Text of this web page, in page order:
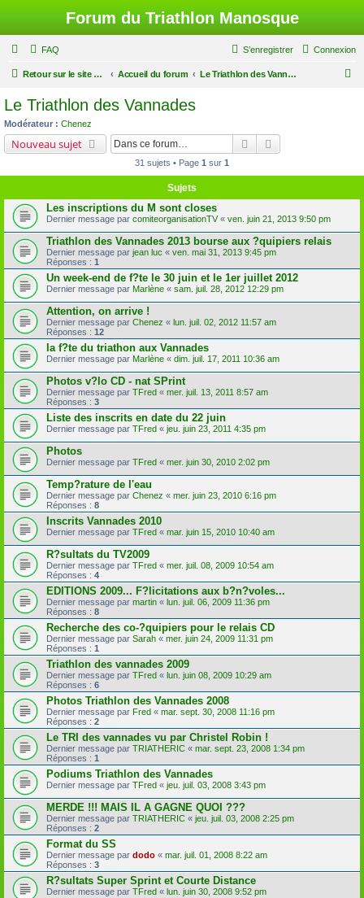
Forum du Triathlon Manosque
FAQ Connexion
S’enregistrer
Retour sur le site du Triathlon Accueil du forum Le Triathlon des Vannades
Le Triathlon des Vannades
Modérateur : Chenez
Nouveau sujet Rechercher
31 sujets • Page 1 sur 1
Sujets
Les inscriptions du M sont closes
Dernier message par comiteorganisationTV« ven. juin 21, 2013 9:50 pm
Triathlon des Vannades 2013 bourse aux ?quipiers relais
Dernier message par jean luc « ven. mai 31, 2013 9:45 pm
Réponses : 1
Un week-end de f?te le 30 juin et le 1er juillet 2012
Dernier message par Marlène « sam. juil. 28, 2012 12:29 pm
Attention, on arrive !
Dernier message par Chenez « lun. juil. 02, 2012 11:57 am
Réponses : 12
la f?te du triathon aux Vannades
Dernier message par Marlène « dim. juil. 17, 2011 10:36 am
Photos v?lo CD - nat SPrint
Dernier message par TFred « mer. juil. 13, 2011 8:57 am
Réponses : 3
Liste des inscrits en date du 22 juin
Dernier message par TFred « jeu. juin 23, 2011 4:35 pm
Photos
Dernier message par TFred « mer. juin 30, 2010 2:02 pm
Temp?rature de l'eau
Dernier message par Chenez « mer. juin 23, 2010 6:16 pm
Réponses : 8
Inscrits Vannades 2010
Dernier message par TFred « mar. juin 15, 2010 10:40 am
R?sultats du TV2009
Dernier message par TFred « mer. juil. 08, 2009 10:54 am
Réponses : 4
EDITIONS 2009... F?licitations aux b?n?voles...
Dernier message par martin « lun. juil. 06, 2009 11:36 pm
Réponses : 8
Recherche des co-?quipiers pour le relais CD
Dernier message par Sarah « mer. juin 24, 2009 11:31 pm
Réponses : 1
Triathlon des vannades 2009
Dernier message par TFred « lun. juin 08, 2009 10:29 am
Réponses : 6
Photos Triathlon des Vannades 2008
Dernier message par Fred « mar. sept. 30, 2008 11:16 pm
Réponses : 2
Le TRI des vannades vu par Christel Robin !
Dernier message par TRIATHERIC « mar. sept. 23, 2008 1:34 pm
Réponses : 1
Podiums Triathlon des Vannades
Dernier message par TFred « jeu. juil. 03, 2008 3:43 pm
MERDE !!! MAIS IL A GAGNE QUOI ???
Dernier message par TRIATHERIC « jeu. juil. 03, 2008 2:25 pm
Réponses : 2
Format du SS
Dernier message par dodo « mar. juil. 01, 2008 8:22 am
Réponses : 3
R?sultats Super Sprint et Courte Distance
Dernier message par TFred « lun. juin 30, 2008 9:52 pm